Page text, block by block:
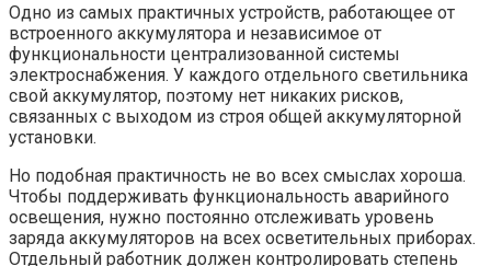
Одно из самых практичных устройств, работающее от
встроенного аккумулятора и независимое от
функциональности централизованной системы
электроснабжения. У каждого отдельного светильника
свой аккумулятор, поэтому нет никаких рисков,
связанных с выходом из строя общей аккумуляторной
установки.
Но подобная практичность не во всех смыслах хороша.
Чтобы поддерживать функциональность аварийного
освещения, нужно постоянно отслеживать уровень
заряда аккумуляторов на всех осветительных приборах.
Отдельный работник должен контролировать степень